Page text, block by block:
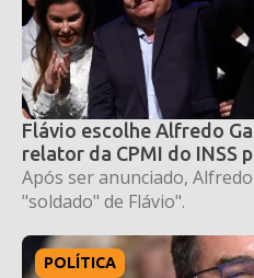
Flávio escolhe Alfredo
relator da CPMI do INSS
Após ser anunciado,
"soldado" de Flávio".
POLÍTICA